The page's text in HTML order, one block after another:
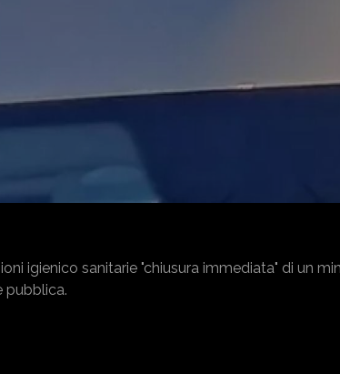
igienico sanitarie "chiusura immediata" di un
pubblica.